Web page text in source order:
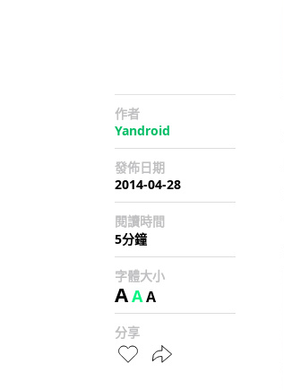
作者
Yandroid
發佈日期
2014-04-28
閱讀時間
5分鐘
字體大小
AAA
分享